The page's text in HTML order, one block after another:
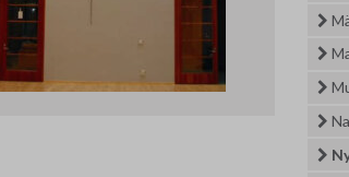
näyttelyt 2015-2021